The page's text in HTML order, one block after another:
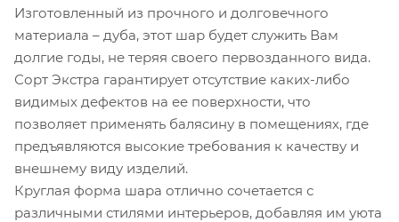
Изготовленный из прочного и долговечного
материала – дуба, этот шар будет служить Вам
долгие годы, не теряя своего первозданного вида.
Сорт Экстра гарантирует отсутствие каких-либо
видимых дефектов на ее поверхности, что
позволяет применять балясину в помещениях, где
предъявляются высокие требования к качеству и
внешнему виду изделий.
Круглая форма шара отлично сочетается с
различными стилями интерьеров, добавляя им уюта